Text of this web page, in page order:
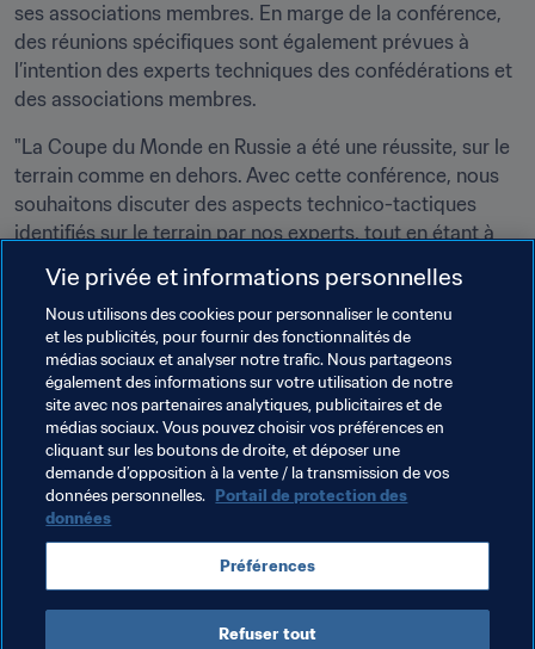
ses associations membres. En marge de la conférence,
des réunions spécifiques sont également prévues à
l’intention des experts techniques des confédérations et
des associations membres.
"La Coupe du Monde en Russie a été une réussite, sur le
terrain comme en dehors. Avec cette conférence, nous
souhaitons discuter des aspects technico-tactiques
identifiés sur le terrain par nos experts, tout en étant à
Coupe du Monde doit être perçue comme une
plateforme dont il est possible d’apprendre et qui est
surtout susceptible d’avoir un impact sur le
développement technique dans le monde entier. En
organisant une seule et unique conférence cette année,
nous initions un dialogue footballistique plus global, plus
riche et plus diversifié", a déclaré Zvonimir Boban,
Secrétaire Général adjoint de la FIFA.
La Conférence de la FIFA sur le football : analyse de la
Coupe du Monde de la FIFA, Russie 2018™ se tiendra la
veille de la cérémonie des The Best – FIFA Football
Vie privée et informations personnelles
Nous utilisons des cookies pour personnaliser le contenu
et les publicités, pour fournir des fonctionnalités de
médias sociaux et analyser notre trafic. Nous partageons
également des informations sur votre utilisation de notre
site avec nos partenaires analytiques, publicitaires et de
médias sociaux. Vous pouvez choisir vos préférences en
cliquant sur les boutons de droite, et déposer une
demande d’opposition à la vente / la transmission de vos
données personnelles. Portail de protection des
données
Préférences
Refuser tout